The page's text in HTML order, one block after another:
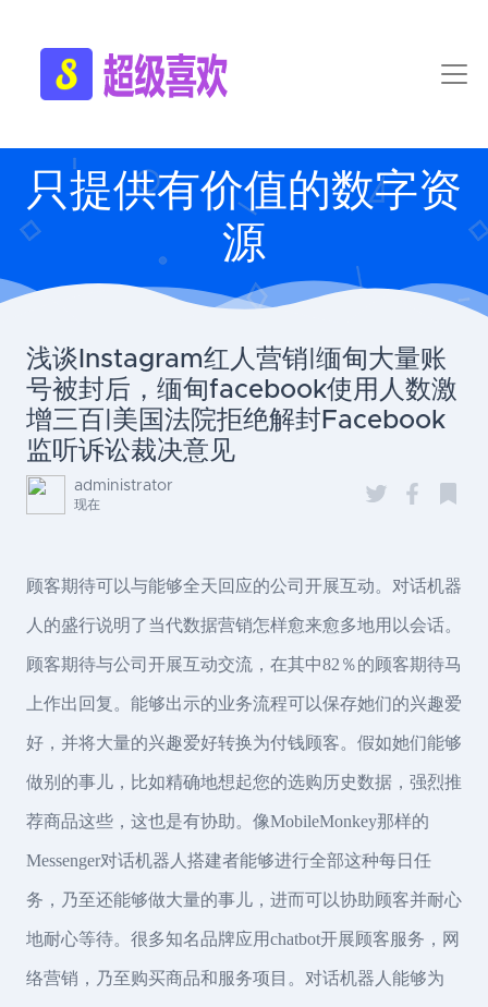
只提供有价值的数字资
源
浅谈Instagram红人营销|缅甸大量账
号被封后，缅甸facebook使用人数激
增三百|美国法院拒绝解封Facebook
监听诉讼裁决意见
administrator
现在
顾客期待可以与能够全天回应的公司开展互动。对话机器
人的盛行说明了当代数据营销怎样愈来愈多地用以会话。
顾客期待与公司开展互动交流，在其中82％的顾客期待马
上作出回复。能够出示的业务流程可以保存她们的兴趣爱
好，并将大量的兴趣爱好转换为付钱顾客。假如她们能够
做别的事儿，比如精确地想起您的选购历史数据，强烈推
荐商品这些，这也是有协助。像MobileMonkey那样的
Messenger对话机器人搭建者能够进行全部这种每日任
务，乃至还能够做大量的事儿，进而可以协助顾客并耐心
地耐心等待。很多知名品牌应用chatbot开展顾客服务，网
络营销，乃至购买商品和服务项目。对话机器人能够为